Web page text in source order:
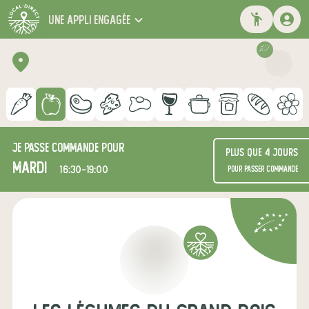
une appli engagée
Je passe commande pour
mardi 16:30-19:00
Plus que 4 jours
pour passer commande